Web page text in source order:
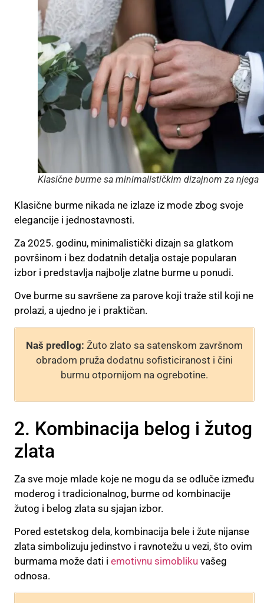
Klasične burme sa minimalističkim dizajnom za njega
Klasične burme nikada ne izlaze iz mode zbog svoje
elegancije i jednostavnosti.
Za 2025. godinu, minimalistički dizajn sa glatkom
površinom i bez dodatnih detalja ostaje popularan
izbor i predstavlja najbolje zlatne burme u ponudi.
Ove burme su savršene za parove koji traže stil koji ne
prolazi, a ujedno je i praktičan.
Naš predlog: Žuto zlato sa satenskom završnom
obradom pruža dodatnu sofisticiranost i čini
burmu otpornijom na ogrebotine.
2. Kombinacija belog i žutog
zlata
Za sve moje mlade koje ne mogu da se odluče između
moderog i tradicionalnog, burme od kombinacije
žutog i belog zlata su sjajan izbor.
Pored estetskog dela, kombinacija bele i žute nijanse
zlata simbolizuju jedinstvo i ravnotežu u vezi, što ovim
burmama može dati i emotivnu simobliku vašeg
odnosa.